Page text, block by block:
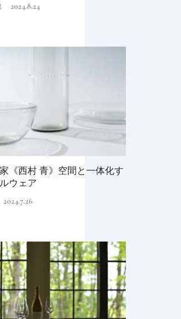
2024.8.24
《西村 青》空間と一体化す
ウェア
2024.7.26
生きる2026」
2026.7.31
人をつなぐランド
が誕生
2022.6.11
挑戦
INFORMATION
マ）」占いの神で末裔は
祭祀を司る氏族となる日
本人なら知っておきたい
ニッポンの神様名鑑
TRADITION